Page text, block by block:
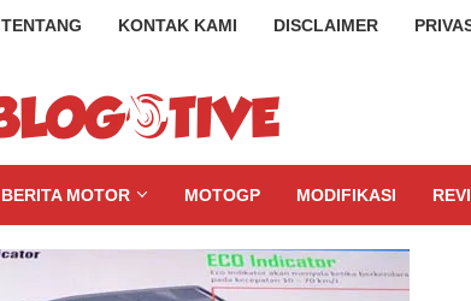
TENTANG KONTAK KAMI DISCLAIMER
BERITA MOTOR MOTOGP MODIFIKASI